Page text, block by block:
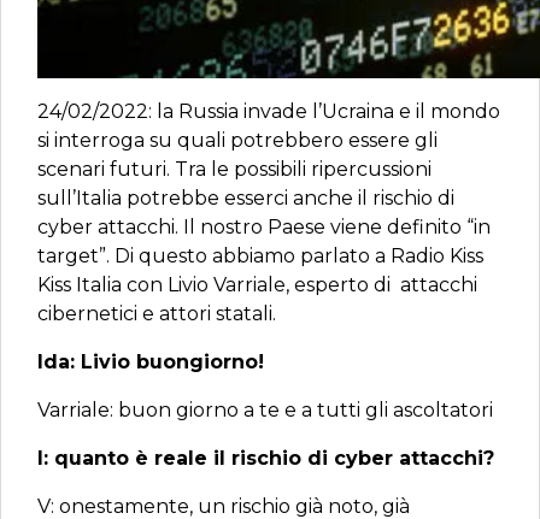
24/02/2022: la Russia invade l’Ucraina e il mondo
si interroga su quali potrebbero essere gli
scenari futuri. Tra le possibili ripercussioni
sull’Italia potrebbe esserci anche il rischio di
cyber attacchi. Il nostro Paese viene definito “in
target”. Di questo abbiamo parlato a Radio Kiss
Kiss Italia con Livio Varriale, esperto di attacchi
cibernetici e attori statali.
Ida: Livio buongiorno!
Varriale: buon giorno a te e a tutti gli ascoltatori
I: quanto è reale il rischio di cyber attacchi?
V: onestamente, un rischio già noto, già